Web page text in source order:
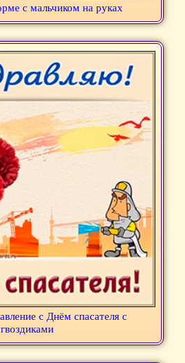
с мальчиком на руках
с Днём спасателя с
гвоздиками